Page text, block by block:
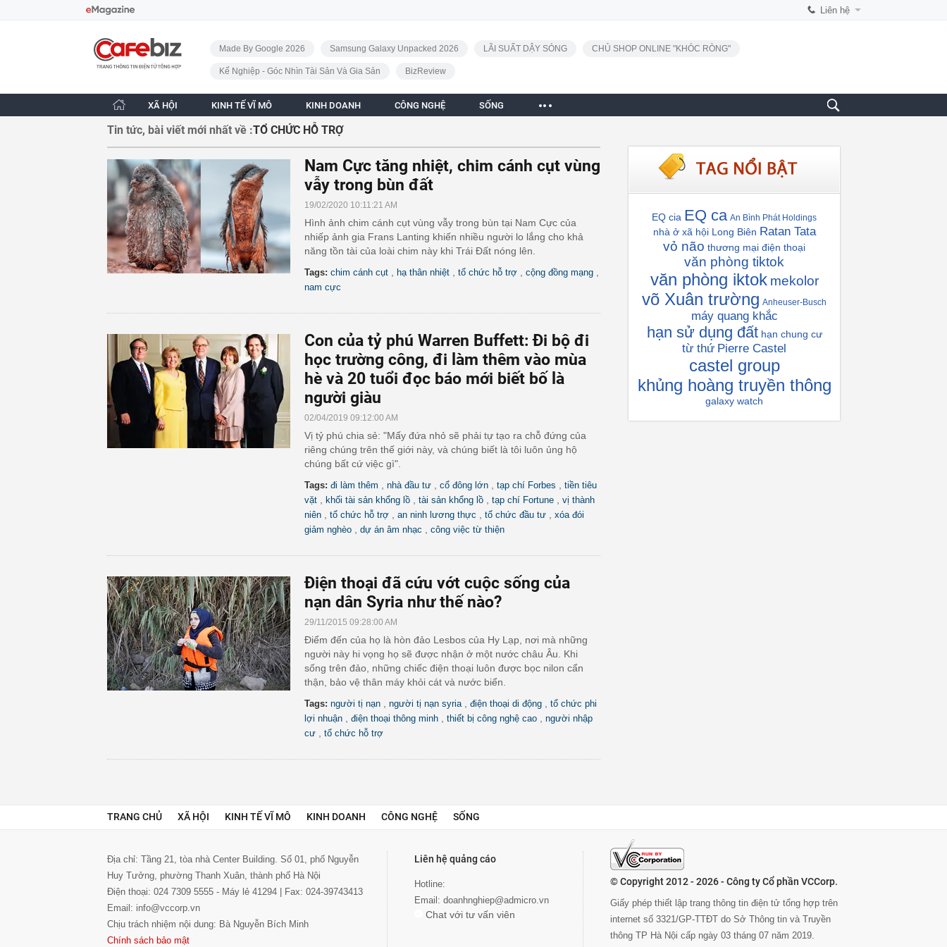
Liên hệ
CafeBiz - Trang chủ
Made By Google 2026
Samsung Galaxy Unpacked 2026 LÃI SUẤT DẬY SÓNG CHỦ SHOP ONLINE "KHÓC RÒNG"
Kế Nghiệp - Góc Nhìn Tài Sản Và Gia Sản BizReview
XÃ HỘI KINH TẾ VĨ MÔ KINH DOANH CÔNG NGHỆ SỐNG
Tin tức, bài viết mới nhất về :TỔ CHỨC HỖ TRỢ
Nam Cực tăng nhiệt, chim cánh cụt vùng
vẫy trong bùn đất
19/02/2020 10:11:21 AM
Hình ảnh chim cánh cụt vùng vẫy trong bùn tại Nam Cực của
nhiếp ảnh gia Frans Lanting khiến nhiều người lo lắng cho khả
năng tồn tài của loài chim này khi Trái Đất nóng lên.
Tags: chim cánh cụt hạ thân nhiệt tổ chức hỗ trợ cộng đồng mạng
nam cực
Con của tỷ phú Warren Buffett: Đi bộ đi
học trường công, đi làm thêm vào mùa
hè và 20 tuổi đọc báo mới biết bố là
người giàu
02/04/2019 09:12:00 AM
Vị tỷ phú chia sẻ: "Mấy đứa nhỏ sẽ phải tự tạo ra chỗ đứng của
riêng chúng trên thế giới này, và chúng biết là tôi luôn ủng hộ
chúng bất cứ việc gì".
Tags: đi làm thêm nhà đầu tư cổ đông lớn tạp chí Forbes
tiền tiêu
vặt
khối tài sản khổng lồ tài sản khổng lồ tạp chí Fortune
vị thành
niên
tổ chức hỗ trợ an ninh lương thực tổ chức đầu tư
xóa đói
giảm nghèo
dự án âm nhạc công việc từ thiện
Điện thoại đã cứu vớt cuộc sống của
nạn dân Syria như thế nào?
29/11/2015 09:28:00 AM
Điểm đến của họ là hòn đảo Lesbos của Hy Lạp, nơi mà những
người này hi vọng họ sẽ được nhận ở một nước châu Âu. Khi
sống trên đảo, những chiếc điện thoại luôn được bọc nilon cẩn
thận, bảo vệ thân máy khỏi cát và nước biển.
Tags: người tị nạn người tị nạn syria điện thoại di động
tổ chức phi
lợi nhuận
điện thoại thông minh thiết bị công nghệ cao
người nhập
cư
tổ chức hỗ trợ
EQ cia EQ ca An Bình Phát Holdings
nhà ở xã hội Long Biên Ratan Tata
vỏ não thương mại điện thoại
văn phòng tiktok
văn phòng iktok mekolor
võ Xuân trường Anheuser-Busch
máy quang khắc
hạn sử dụng đất hạn chung cư
từ thứ Pierre Castel
castel group
khủng hoàng truyền thông
galaxy watch
TRANG CHỦ XÃ HỘI KINH TẾ VĨ MÔ KINH DOANH CÔNG NGHỆ SỐNG
Địa chỉ: Tầng 21, tòa nhà Center Building. Số 01, phố Nguyễn
Huy Tưởng, phường Thanh Xuân, thành phố Hà Nội
Điện thoại: 024 7309 5555 - Máy lẻ 41294 | Fax: 024-39743413
Email: info@vccorp.vn
Chịu trách nhiệm nội dung: Bà Nguyễn Bích Minh
Chính sách bảo mật
Liên hệ quảng cáo
Hotline:
Email: doanhnghiep@admicro.vn
Chat với tư vấn viên
© Copyright 2012 - 2026 - Công ty Cổ phần VCCorp.
Giấy phép thiết lập trang thông tin điện tử tổng hợp trên
internet số 3321/GP-TTĐT do Sở Thông tin và Truyền
thông TP Hà Nội cấp ngày 03 tháng 07 năm 2019.